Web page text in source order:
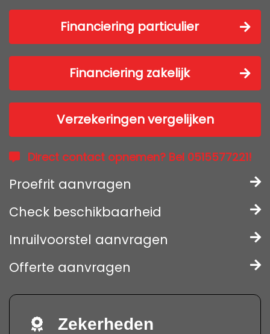
Financiering particulier
Financiering zakelijk
Verzekeringen vergelijken
Direct contact opnemen? Bel 0515577221!
Proefrit aanvragen
Check beschikbaarheid
Inruilvoorstel aanvragen
Offerte aanvragen
Zekerheden